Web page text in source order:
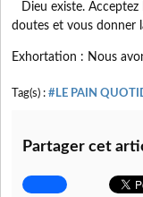
Dieu existe. Acceptez
doutes et vous donner
Exhortation : Nous
Tag(s) : #LE PAIN
Partager cet